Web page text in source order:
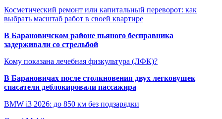
Косметический ремонт или капитальный переворот: как
выбрать масштаб работ в своей квартире
В Барановичском районе пьяного бесправника
задерживали со стрельбой
Кому показана лечебная физкультура (ЛФК)?
В Барановичах после столкновения двух легковушек
спасатели деблокировали пассажира
BMW i3 2026: до 850 км без подзарядки